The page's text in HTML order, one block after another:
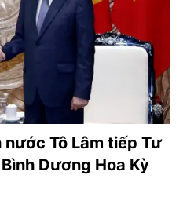
Tô Lâm tiếp Tư
Dương Hoa Kỳ